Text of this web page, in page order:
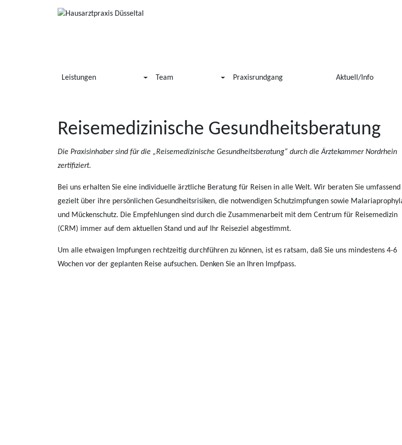
Leistungen Team Praxisrundgang Aktuell/Info
Reisemedizinische Gesundheitsberatung
Die Praxisinhaber sind für die „Reisemedizinische Gesundheitsberatung“ durch die Ärztekammer Nordrhein
zertifiziert.
Bei uns erhalten Sie eine individuelle ärztliche Beratung für Reisen in alle Welt. Wir beraten Sie umfassend
gezielt über ihre persönlichen Gesundheitsrisiken, die notwendigen Schutzimpfungen sowie
und Mückenschutz. Die Empfehlungen sind durch die Zusammenarbeit mit dem Centrum für Reisemedizin
(CRM) immer auf dem aktuellen Stand und auf Ihr Reiseziel abgestimmt.
Um alle etwaigen Impfungen rechtzeitig durchführen zu können, ist es ratsam, daß Sie uns mindestens 4-6
Wochen vor der geplanten Reise aufsuchen. Denken Sie an Ihren Impfpass.